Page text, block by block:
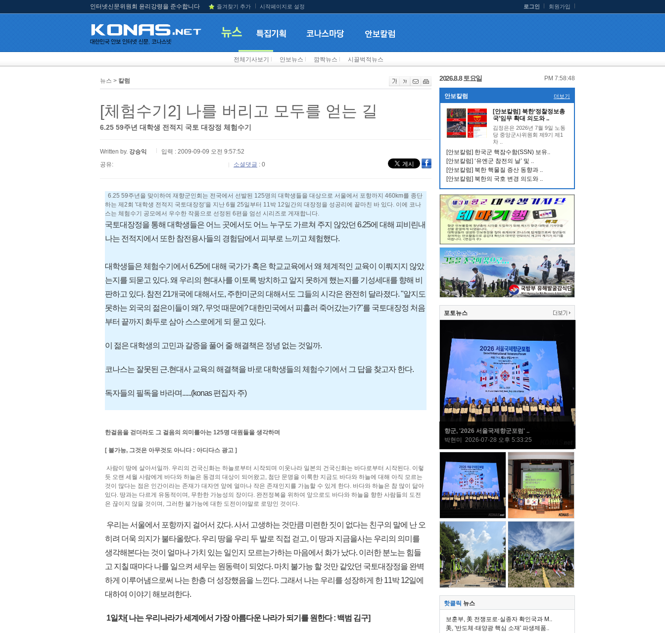
인터넷신문위원회 윤리강령을 준수합니다 즐겨찾기 추가 시작페이지로 설정 로그인 회원가입
전체기사보기 안보뉴스 깜짝뉴스 시끌벅적뉴스
뉴스 > 칼럼
[체험수기2] 나를 버리고 모두를 얻는 길
6.25 59주년 대학생 전적지 국토 대장정 체험수기
Written by. 강승익
입력 : 2009-09-09 오전 9:57:52
공유:
소셜댓글 : 0
6.25 59주년을 맞이하여 재향군인회는 전국에서 선발된 125명의 대학생들을 대상으로 서울에서 포항까지 460km를 종단
하는 제2회 '대학생 전적지 국토대장정'을 지난 6월 25일부터 11박 12일간의 대장정을 성공리에 끝마친 바 있다. 이에 코나
스는 체험수기 공모에서 우수한 작품으로 선정된 6편을 엄선 시리즈로 게재합니다.
국토대장정을 통해 대학생들은 어느 곳에서도 어느 누구도 가르쳐 주지 않았던 6.25에 대해 피비린내
나는 전적지에서 또한 참전용사들의 경험담에서 피부로 느끼고 체험했다.
대학생들은 체험수기에서 6.25에 대해 국가가 혹은 학교교육에서 왜 체계적인 교육이 이뤄지지 않았
는지를 되묻고 있다. 왜 우리의 현대사를 이토록 방치하고 알지 못하게 했는지를 기성세대를 향해 비
판하고 있다. 참전 21개국에 대해서도, 주한미군의 대해서도 그들의 시각은 완전히 달라졌다. "알지도
못하는 외국의 젊은이들이 왜?, 무엇 때문에? 대한민국에서 피흘러 죽어갔는가?"를 국토대장정 처음
부터 끝까지 화두로 삼아 스스로에게 되 묻고 있다.
이 젊은 대학생의 고민과 갈증을 풀어 줄 해결책은 정녕 없는 것일까.
코나스는 잘못된 근.현대사 교육의 해결책을 바로 대학생들의 체험수기에서 그 답을 찾고자 한다.
독자들의 필독을 바라며......(konas 편집자 주)
한걸음을 걷더라도 그 걸음의 의미를아는 125명 대원들을 생각하며
[ 불가능, 그것은 아무것도 아니다 : 아디다스 광고 ]
사람이 땅에 살아서일까. 우리의 건국신화는 하늘로부터 시작되며 이웃나라 일본의 건국신화는 바다로부터 시작된다. 이렇
듯 오랜 세월 사람에게 바다와 하늘은 동경의 대상이 되어왔고, 첨단 문명을 이룩한 지금도 바다와 하늘에 대해 아직 모르는
것이 많다는 점은 인간이라는 존재가 대자연 앞에 얼마나 작은 존재인지를 가늠할 수 있게 한다. 바다와 하늘은 참 많이 닮아
있다. 땅과는 다르게 유동적이며, 무한한 가능성의 장이다. 완전정복을 위하여 앞으로도 바다와 하늘을 향한 사람들의 도전
은 끊이지 않을 것이며, 그러한 불가능에 대한 도전이야말로 로망인 것이다.
우리는 서울에서 포항까지 걸어서 갔다. 사서 고생하는 것만큼 미련한 짓이 없다는 친구의 말에 난 오
히려 더욱 의지가 불타올랐다. 우리 땅을 우리 두 발로 직접 걷고, 이 땅과 지금을사는 우리의 의미를
생각해본다는 것이 얼마나 가치 있는 일인지 모르는가하는 마음에서 화가 났다. 이러한 분노는 힘들
고 지칠 때마다 나를 일으켜 세우는 원동력이 되었다. 마치 불가능 할 것만 같았던 국토대장정을 완벽
하게 이루어냄으로써 나는 한층 더 성장했음을 느낀다. 그래서 나는 우리를 성장하게 한 11박 12일에
대하여 이야기 해보려한다.
1일차[ 나는 우리나라가 세계에서 가장 아름다운 나라가 되기를 원한다 : 백범 김구]
2026.8.8 토요일 PM 7:58:49
안보칼럼 더보기
[안보칼럼] 북한‘정찰정보총
국’임무 확대 의도와 ..
김정은은 2026년 7월 9일 노동
당 중앙군사위원회 제9기 제1
차 ..
[안보칼럼] 한국군 핵잠수함(SSN) 보유..
[안보칼럼] ‘유엔군 참전의 날’ 및 ..
[안보칼럼] 북한 핵물질 증산 동향과 ..
[안보칼럼] 북한의 국호 변경 의도와 ..
포토뉴스
향군, '2026 서울국제향군포럼' ..
박현미 2026-07-28 오후 5:33:25
핫클릭 뉴스
보훈부, 美 전쟁포로·실종자 확인국과 M..
美, '반도체·태양광 핵심 소재' 파생제품..